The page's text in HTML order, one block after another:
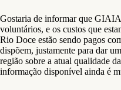
Gostaria de informar que
voluntários, e os custos que
Rio Doce estão sendo pagos
dispõem, justamente para dar
região sobre a atual qualidade
informação disponível ainda é